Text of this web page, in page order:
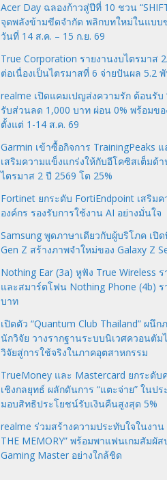
Acer Day ฉลองก้าวสู่ปีที่ 10 ชวน
จุดพลังข้ามขีดจำกัด พลิกบทใหม่ในแบบ
วันที่ 14 ส.ค. – 15 ก.ย. 69
True Corporation รายงานงบไตรมาส
ต่อเนื่องเป็นไตรมาสที่ 6 จ่ายปันผล 5.2
realme เปิดแคมเปญส่งความรัก ต้อนรับ
รับส่วนลด 1,000 บาท ผ่อน 0% พร้อมขอ
ตั้งแต่ 1-14 ส.ค. 69
Garmin เข้าซื้อกิจการ TrainingPeaks
เสริมความแข็งแกร่งให้กับอีโคซิสเต็มด้
ไตรมาส 2 ปี 2569 โต 25%
Fortinet ยกระดับ FortiEndpoint เสริม
องค์กร รองรับการใช้งาน AI อย่างมั่นใจ
Samsung พูดภาษาเดียวกับผู้บริโภค เปิ
Gen Z สร้างภาพจำใหม่ของ Galaxy Z
Nothing Ear (3a) หูฟัง True Wireless
และสมาร์ตโฟน Nothing Phone (4b) ร
บาท
เปิดตัว “Quantum Club Thailand” ผนึ
นักวิจัย วางรากฐานระบบนิเวศควอนตัม
วิจัยสู่การใช้จริงในภาคอุตสาหกรรม
TrueMoney และ Mastercard ยกระดับ
เชิงกลยุทธ์ ผลักดันการ “แตะจ่าย” ในปร
มอบสิทธิประโยชน์รับเงินคืนสูงสุด 5%
realme ร่วมสร้างความประทับใจในงาน
THE MEMORY” พร้อมพาแฟนเกมสัมผั
Gaming Master อย่างใกล้ชิด